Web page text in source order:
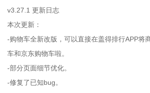
v3.27.1 更新日志
本次更新：
-购物车全新改版，可以直接在盖得排行APP将
车和京东购物车啦。
-部分页面细节优化。
-修复了已知bug。